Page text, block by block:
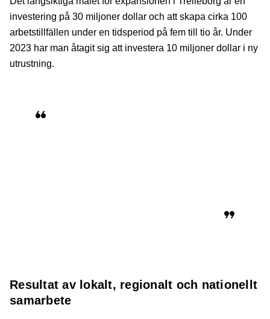
investering på 30 miljoner dollar och att skapa cirka 100
arbetstillfällen under en tidsperiod på fem till tio år. Under
2023 har man åtagit sig att investera 10 miljoner dollar i ny
utrustning.
Resultat av lokalt, regionalt och nationellt
samarbete